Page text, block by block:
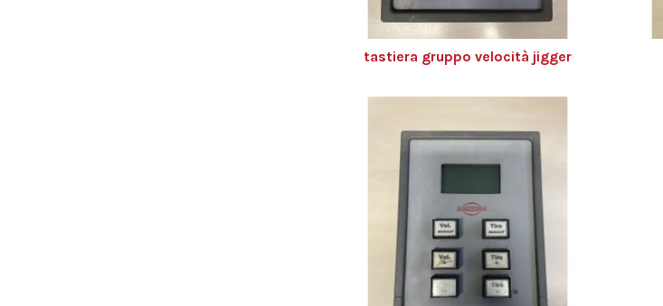
tastiera gruppo velocità jigger